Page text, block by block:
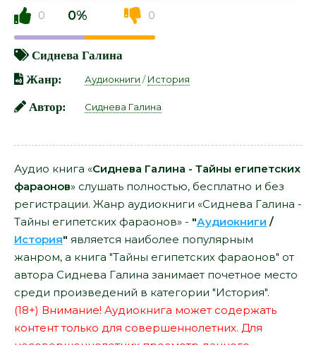
0 0% 0
Сиднева Галина
Жанр:
Аудиокниги /История
Автор: Сиднева Галина
Аудио книга «Сиднева Галина - Тайны египетских
фараонов» слушать полностью, бесплатно и без
регистрации. Жанр аудиокниги «Сиднева Галина -
Тайны египетских фараонов» - "Аудиокниги /
История" является наиболее популярным
жанром, а книга "Тайны египетских фараонов" от
автора Сиднева Галина занимает почетное место
среди произведений в категории "История".
(18+) Внимание! Аудиокнига может содержать
контент только для совершеннолетних. Для